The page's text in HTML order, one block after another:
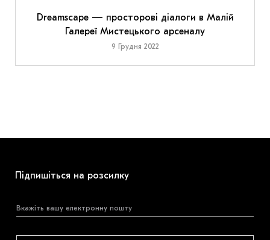
Dreamscape — просторові діалоги в Малій
Галереї Мистецького арсеналу
9 Грудня 2022
Підпишіться на розсилку